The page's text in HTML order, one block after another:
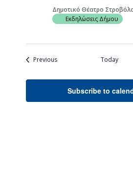
Δημοτικό Θέατρο
Εκδηλώσεις Δήμου
PreviousEvents Today
Subscribe to